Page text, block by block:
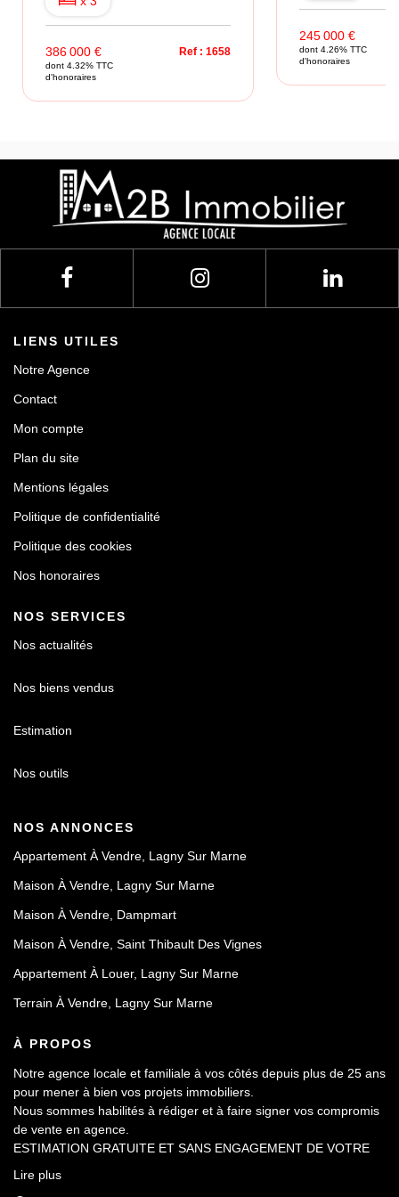
386 000 €
dont 4.32% TTC
d'honoraires
Ref : 1658
245 000 €
dont 4.26% TTC
d'honoraires
LIENS UTILES
Notre Agence
Contact
Mon compte
Plan du site
Mentions légales
Politique de confidentialité
Politique des cookies
Nos honoraires
NOS SERVICES
Nos actualités
Nos biens vendus
Estimation
Nos outils
NOS ANNONCES
Appartement À Vendre, Lagny Sur Marne
Maison À Vendre, Lagny Sur Marne
Maison À Vendre, Dampmart
Maison À Vendre, Saint Thibault Des Vignes
Appartement À Louer, Lagny Sur Marne
Terrain À Vendre, Lagny Sur Marne
À PROPOS
Notre agence locale et familiale à vos côtés depuis plus de 25 ans
pour mener à bien vos projets immobiliers.
Nous sommes habilités à rédiger et à faire signer vos compromis
de vente en agence.
ESTIMATION GRATUITE ET SANS ENGAGEMENT DE VOTRE
Lire plus